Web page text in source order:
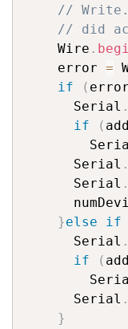
//
// did
    Wire
.
    error
=
if
(
      Serial
.
if
(
      Serial
.
      Serial
.
}else if
      Serial
.
if
(
      Serial
.
}